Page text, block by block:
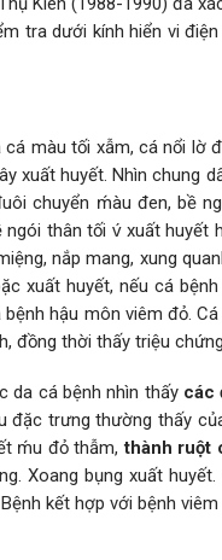
tra dưới kính hiển vi
cá màu tối xẫm, cá nổi lờ
xuất huyết. Nhìn chung
chuyển ḿàu đen, bề
ngói thân tối v́ xuất
nắp mang, xung
xuất huyết, nếu cá
hậu môn viêm đỏ.
đồng thời thấy triệu
da cá bệnh nhìn thấy các
đặc trưng thường thấy
ḿu đỏ thẫm,thành ruột
Xoang bụng xuất
kết hợp với bệnh